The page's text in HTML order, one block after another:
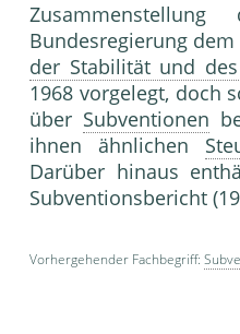
Bundesregierung
der Stabilität und
1968 vorgelegt, doch
über Subventionen
ihnen ähnlichen
Darüber hinaus
Subventionsbericht
Vorhergehender Fachbegriff: